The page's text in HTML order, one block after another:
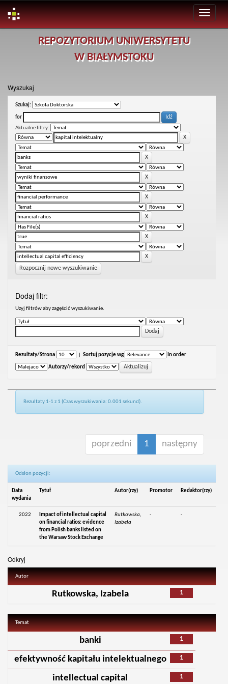
REPOZYTORIUM UNIWERSYTETU
W BIAŁYMSTOKU
Wyszukaj
Szukaj:
for
Aktualne filtry:
Rozpocznij nowe wyszukiwanie
Dodaj filtr:
Uzyj filtrów aby zagęścić wyszukiwanie.
Rezultaty/Strona Sortuj pozycje wg In order
Autorzy/rekord
Rezultaty 1-1 z 1 (Czas wyszukiwania: 0.001 sekund).
poprzedni 1 następny
Odsłon pozycji:
Data
wydania
Tytuł Autor(rzy) Promotor Redaktor(rzy)
2022
Impact of intellectual capital
on financial ratios: evidence
from Polish banks listed on
the Warsaw Stock Exchange
Rutkowska,
Izabela
- -
Odkryj
Autor
1
Rutkowska, Izabela
Temat
1
banki
1
efektywność kapitału intelektualnego
1
intellectual capital